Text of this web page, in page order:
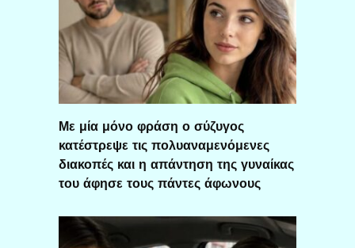
Με μία μόνο φράση ο σύζυγος
κατέστρεψε τις πολυαναμενόμενες
διακοπές και η απάντηση της γυναίκας
του άφησε τους πάντες άφωνους